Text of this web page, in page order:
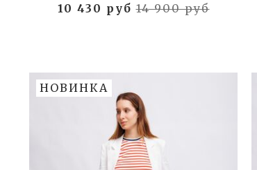
10 430 руб14 900 руб
НОВИНКА